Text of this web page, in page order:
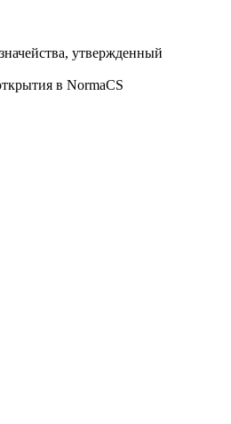
утвержденный
в NormaCS